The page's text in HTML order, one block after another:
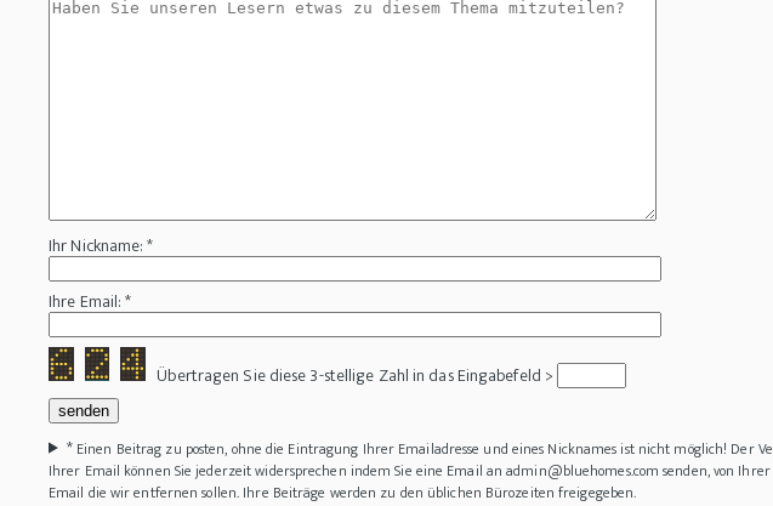
Ihr Nickname: *
Ihre Email: *
Übertragen Sie diese 3-stellige Zahl in das Eingabefeld >
* Einen Beitrag zu posten, ohne die Eintragung Ihrer Emailadresse und eines Nicknames ist nicht möglich! Der
Ihrer Email können Sie jederzeit widersprechen indem Sie eine Email an admin@bluehomes.com senden, von Ihrer
Email die wir entfernen sollen. Ihre Beiträge werden zu den üblichen Bürozeiten freigegeben.